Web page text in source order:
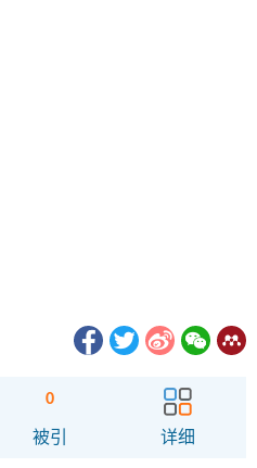
0
被引 详细